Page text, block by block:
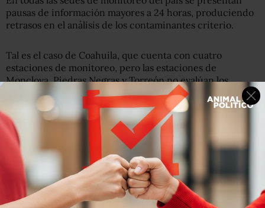
pausas de información mayores a 24 horas, produciendo
retrasos en el análisis de los contaminantes criterio.
Tal es el caso de Coahuila, que cuenta con cuatro
estaciones de monitoreo, pero las estaciones de
Monclova, Piedras Negras y Torreón no evalúan los
contaminantes por la falta de datos recientes.
Tabasco cuenta con cinco estaciones, pero éstas no
cuentan con equipo de monitoreo registrado. Mientras
que en Querétaro, solo una de las estaciones ubicada en
Santiago de Querétaro produce información, aunque
presenta pausas mayores a 24 horas.
Las irregularidades y pausas en los sistemas de